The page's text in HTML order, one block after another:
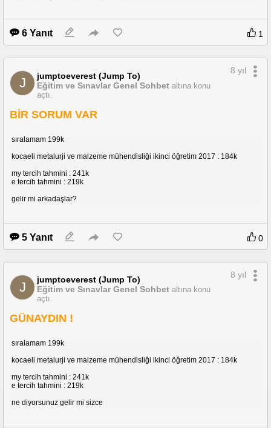
6 Yanıt 1
J
jumptoeverest (Jump To)
Eğitim ve Sınavlar Genel Sohbet altına konu
açtı.
8 yıl
BİR SORUM VAR
sıralamam 199k
kocaeli metalurji ve malzeme mühendisliği ikinci öğretim 2017 : 184k
my tercih tahmini : 241k
e tercih tahmini : 219k
gelir mi arkadaşlar?
5 Yanıt 0
J
jumptoeverest (Jump To)
Eğitim ve Sınavlar Genel Sohbet altına konu
açtı.
8 yıl
GÜNAYDIN !
sıralamam 199k
kocaeli metalurji ve malzeme mühendisliği ikinci öğretim 2017 : 184k
my tercih tahmini : 241k
e tercih tahmini : 219k
ne diyorsunuz gelir mi sizce